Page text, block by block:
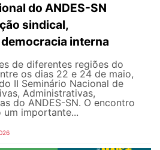
do ANDES-SN
sindical,
interna
de diferentes regiões do
os dias 22 e 24 de maio,
II Seminário Nacional de
Administrativas,
do ANDES-SN. O encontro
um importante...